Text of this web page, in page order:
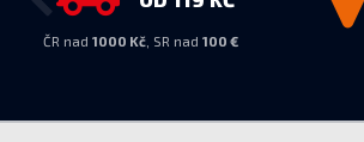
ČR nad 1000 Kč, SR nad 100 €